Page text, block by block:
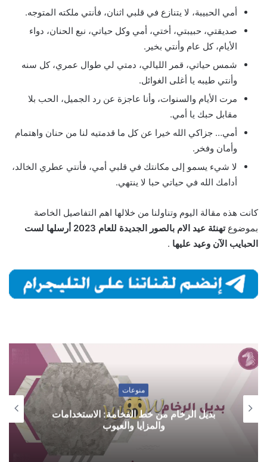
أمي الحبيبة، لا يتنازع في قلبي اثنان، فأنتي ملكته المتوجه.
صديقتي، حبيبتي، أختي، أمي وكل حياتي، نبع الحنان، دواء
الأيام، كل عام وأنتي بخير.
شمس حياتي، قمر الليالي، دمتي لي طوال عمري، كل سنه
وأنتي طيبه يا أغلى الغوائل.
مرت الأيام والسنوات، وأنا عاجزة عن رد الجميل، الحب بلا
مقابل حبك يا أمي.
أمي… جزاكي الله خيرا عن كل ما قدمتيه لنا من حنان واهتمام
وأمان وفخر.
لا شيء يسمو إلى مكانتك في قلبي أمي، فأنتي عطري الخالد،
أدامك الله في حياتي حبا لا ينتهي.
كانت هذه مقالة اليوم وتناولنا من خلالها اهم التفاصيل الخاصة
بموضوع
تهنئة عيد الام بالصور الجديدة للعام 2023 أرسلها لست
الحبايب الآن وعيد عليها .
منوعات
بديل الرخام من خط الفخامة: الاستخدامات
والمزايا والعيوب